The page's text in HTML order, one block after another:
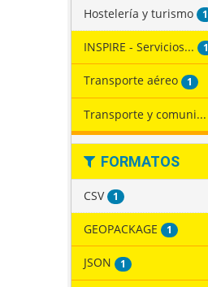
Hostelería y turismo 1
INSPIRE - Servicios... 1
Transporte aéreo 1
Transporte y comuni...
FORMATOS
CSV 1
GEOPACKAGE 1
JSON 1